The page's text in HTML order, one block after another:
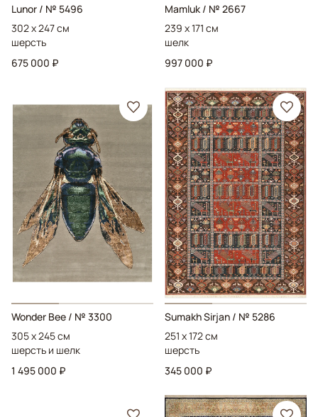
Lunor / № 5496
302 x 247 см
шерсть
675 000 ₽
Mamluk / № 2667
239 x 171 см
шелк
997 000 ₽
Wonder Bee / № 3300
305 x 245 см
шерсть и шелк
1 495 000 ₽
Sumakh Sirjan / № 5286
251 x 172 см
шерсть
345 000 ₽